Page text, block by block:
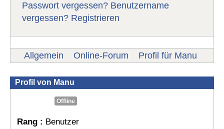
Passwort vergessen? Benutzername
vergessen? Registrieren
Allgemein Online-Forum Profil für Manu
Profil von Manu
Offline
Rang : Benutzer